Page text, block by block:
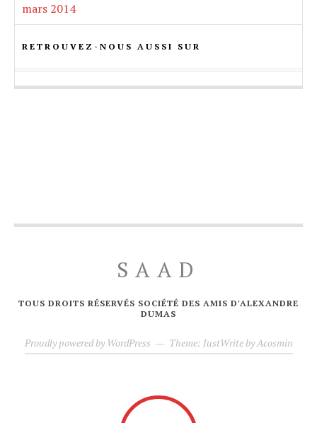
mars 2014
RETROUVEZ-NOUS AUSSI SUR
SAAD
TOUS DROITS RÉSERVÉS SOCIÉTÉ DES AMIS D'ALEXANDRE
DUMAS
Proudly powered by WordPress — Theme: JustWrite byAcosmin